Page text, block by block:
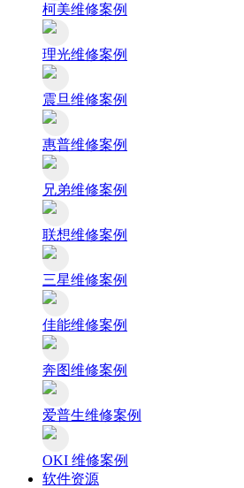
柯美维修案例
理光维修案例
震旦维修案例
惠普维修案例
兄弟维修案例
联想维修案例
三星维修案例
佳能维修案例
奔图维修案例
爱普生维修案例
OKI 维修案例
软件资源